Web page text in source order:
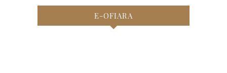
E-OFIARA